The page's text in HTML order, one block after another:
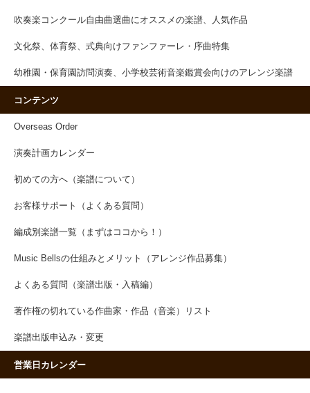
吹奏楽コンクール自由曲選曲にオススメの楽譜、人気作品
文化祭、体育祭、式典向けファンファーレ・序曲特集
幼稚園・保育園訪問演奏、小学校芸術音楽鑑賞会向けのアレンジ楽譜
コンテンツ
Overseas Order
演奏計画カレンダー
初めての方へ（楽譜について）
お客様サポート（よくある質問）
編成別楽譜一覧（まずはココから！）
Music Bellsの仕組みとメリット（アレンジ作品募集）
よくある質問（楽譜出版・入稿編）
著作権の切れている作曲家・作品（音楽）リスト
楽譜出版申込み・変更
営業日カレンダー